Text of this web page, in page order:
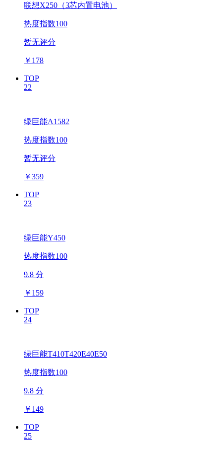
联想X250（3芯内置电池）
热度指数100
暂无评分
￥ 178
TOP
22
绿巨能A1582
热度指数100
暂无评分
￥359
TOP
23
绿巨能Y450
热度指数100
9.8 分
￥ 159
TOP
24
绿巨能T410T420E40E50
热度指数100
9.8 分
￥ 149
TOP
25